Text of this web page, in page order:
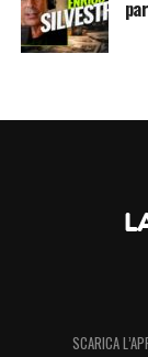
SCARICA